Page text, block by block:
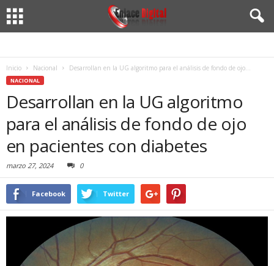
Inicio Nacional Desarrollan en la UG algoritmo para el análisis de fondo de ojo...
NACIONAL
Desarrollan en la UG algoritmo
para el análisis de fondo de ojo
en pacientes con diabetes
marzo 27, 2024 0
Facebook Twitter